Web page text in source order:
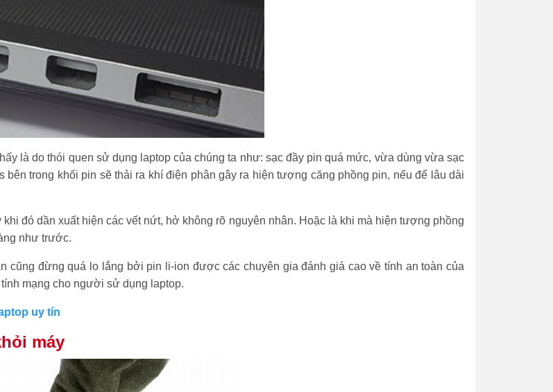
là do thói quen sử dụng laptop của chúng ta như: sạc đầy pin quá mức, vừa dùng vừa sạc
bên trong khối pin sẽ thải ra khí điện phân gây ra hiện tượng căng phồng pin, nếu để lâu dài
đó dần xuất hiện các vết nứt, hở không rõ nguyên nhân. Hoặc là khi mà hiện tượng phồng
như trước.
cũng đừng quá lo lắng bởi pin li-ion được các chuyên gia đánh giá cao về tính an toàn của
mạng cho người sử dụng laptop.
uy tín
máy